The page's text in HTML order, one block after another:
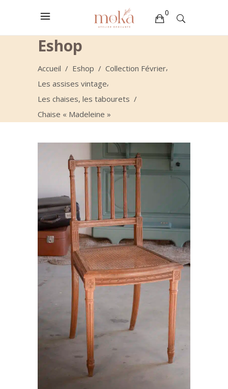
0
Votre sélection est vide
Eshop
Accueil / Eshop / Collection Février,
Les assises vintage,
Les chaises, les tabourets /
Chaise « Madeleine »